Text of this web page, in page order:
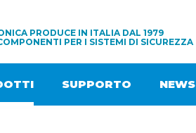
PRODUCE IN ITALIA DAL 1979
PER I SISTEMI DI SICUREZZA
SUPPORTO NEWS